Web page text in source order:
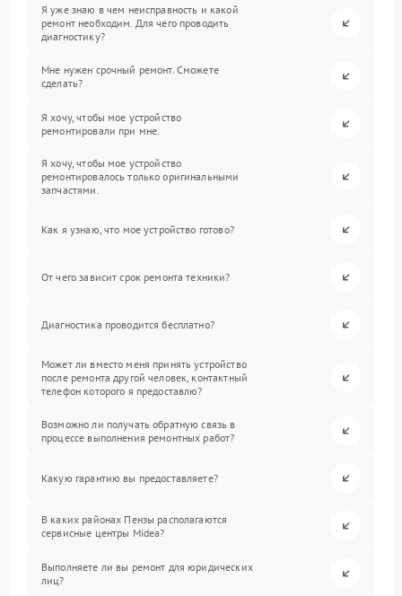
Я уже знаю в чем неисправность и какой
ремонт необходим. Для чего проводить
диагностику?
Мне нужен срочный ремонт. Сможете
сделать?
Я хочу, чтобы мое устройство
ремонтировали при мне.
Я хочу, чтобы мое устройство
ремонтировалось только оригинальными
запчастями.
Как я узнаю, что мое устройство готово?
От чего зависит срок ремонта техники?
Диагностика проводится бесплатно?
Может ли вместо меня принять устройство
после ремонта другой человек, контактный
телефон которого я предоставлю?
Возможно ли получать обратную связь в
процессе выполнения ремонтных работ?
Какую гарантию вы предоставляете?
В каких районах Пензы располагаются
сервисные центры Midea?
Выполняете ли вы ремонт для юридических
лиц?